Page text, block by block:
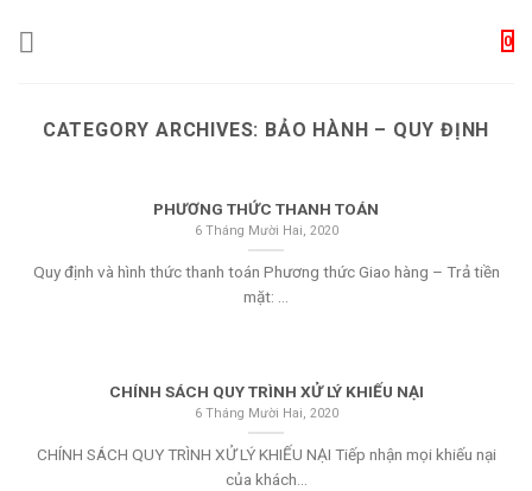
0
CATEGORY ARCHIVES: BẢO HÀNH – QUY ĐỊNH
PHƯƠNG THỨC THANH TOÁN
6 Tháng Mười Hai, 2020
Quy định và hình thức thanh toán Phương thức Giao hàng – Trả tiền
mặt: ...
CHÍNH SÁCH QUY TRÌNH XỬ LÝ KHIẾU NẠI
6 Tháng Mười Hai, 2020
CHÍNH SÁCH QUY TRÌNH XỬ LÝ KHIẾU NẠI Tiếp nhận mọi khiếu nại
của khách...